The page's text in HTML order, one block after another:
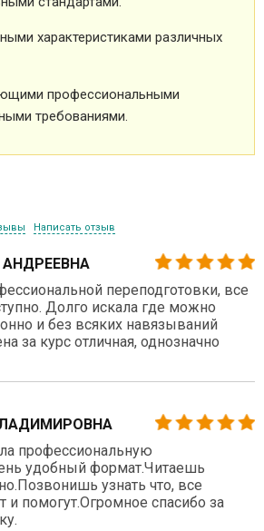
характеристиками различных
профессиональными
требованиями.
Написать отзыв
переподготовки, все
Долго искала где можно
и без всяких навязываний
за курс отличная, однозначно
профессиональную
удобный формат.Читаешь
узнать что, все
и помогут.Огромное спасибо за